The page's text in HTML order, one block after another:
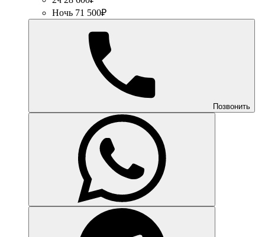
Ночь 71 500₽
Позвонить